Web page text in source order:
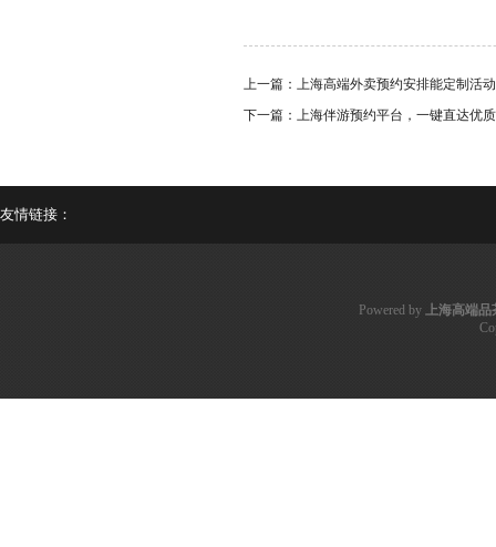
上一篇： 上海高端外卖预约安排能定制活
下一篇： 上海伴游预约平台，一键直达优
友情链接：
Powered by 上海高端品